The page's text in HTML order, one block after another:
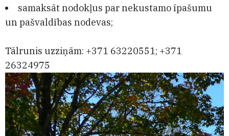
samaksāt nodokļus par nekustamo īpašumu
un pašvaldības nodevas;
Tālrunis uzziņām: +371 63220551; +371
26324975